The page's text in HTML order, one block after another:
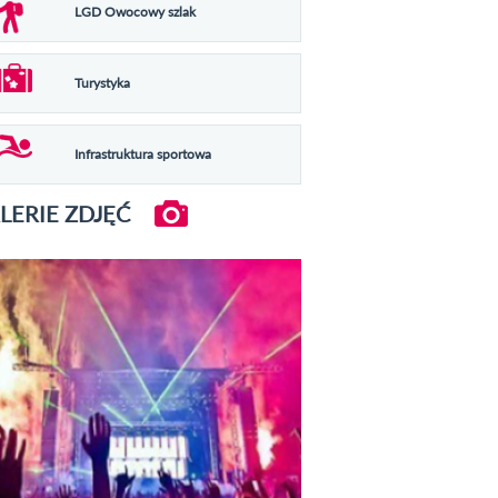
LGD Owocowy szlak
Turystyka
Infrastruktura sportowa
ZDJĘĆ